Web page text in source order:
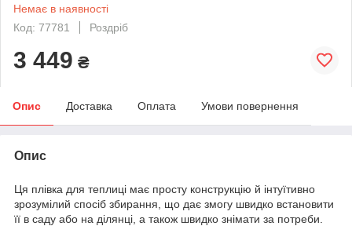
Немає в наявності
Код: 77781
Роздріб
3 449 ₴
Опис Доставка Оплата Умови повернення
Опис
Ця плівка для теплиці має просту конструкцію й інтуїтивно
зрозумілий спосіб збирання, що дає змогу швидко встановити
її в саду або на ділянці, а також швидко знімати за потреби.